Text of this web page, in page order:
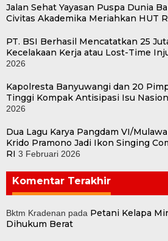
Jalan Sehat Yayasan Puspa Dunia
Civitas Akademika Meriahkan HUT
PT. BSI Berhasil Mencatatkan 25
Kecelakaan Kerja atau Lost-Time
2026
Kapolresta Banyuwangi dan 20
Tinggi Kompak Antisipasi Isu
2026
Dua Lagu Karya Pangdam VI/
Krido Pramono Jadi Ikon Singing
RI 3 Februari 2026
Komentar Terakhir
Bktm Kradenan pada Petani Kelapa
Dihukum Berat